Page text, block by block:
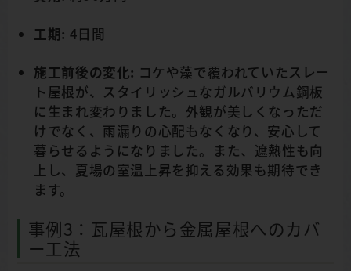
工期: 4日間
施工前後の変化: コケや藻で覆われていたスレー
ト屋根が、スタイリッシュなガルバリウム鋼板
に生まれ変わりました。外観が美しくなっただ
けでなく、雨漏りの心配もなくなり、安心して
暮らせるようになりました。また、遮熱性も向
上し、夏場の室温上昇を抑える効果も期待でき
ます。
事例3：瓦屋根から金属屋根へのカバ
ー工法